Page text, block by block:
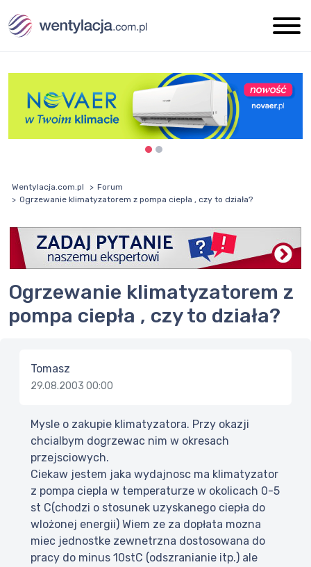
Wentylacja.com.pl
Forum
Ogrzewanie klimatyzatorem z pompa ciepła , czy to działa?
Ogrzewanie klimatyzatorem z
pompa ciepła , czy to działa?
Tomasz
29.08.2003 00:00
Mysle o zakupie klimatyzatora. Przy okazji
chcialbym dogrzewac nim w okresach
przejsciowych.
Ciekaw jestem jaka wydajnosc ma klimatyzator
z pompa ciepla w temperaturze w okolicach 0-5
st C(chodzi o stosunek uzyskanego ciepła do
wlożonej energii) Wiem ze za dopłata mozna
miec jednostke zewnetrzna dostosowana do
pracy do minus 10stC (odszranianie itp.) ale